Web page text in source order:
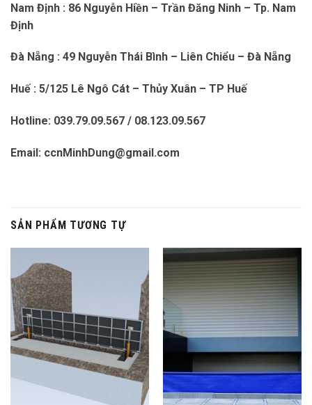
Nam Định : 86 Nguyễn Hiền – Trần Đăng Ninh – Tp. Nam
Định
Đà Nẵng : 49 Nguyễn Thái Bình – Liên Chiểu – Đà Nẵng
Huế : 5/125 Lê Ngô Cát – Thủy Xuân – TP Huế
Hotline: 039.79.09.567 / 08.123.09.567
Email: ccnMinhDung@gmail.com
SẢN PHẨM TƯƠNG TỰ